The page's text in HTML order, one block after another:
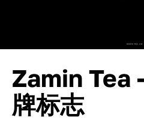
Zamin Tea
牌标志